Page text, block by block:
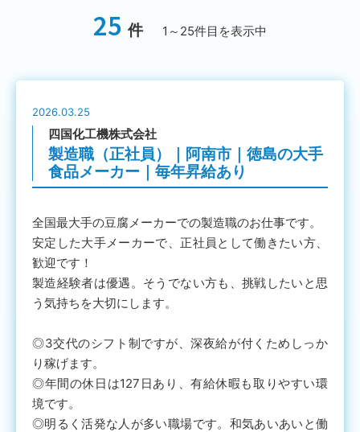
25 件 1～25件目を表示中
2026.03.25
四国化工機株式会社
製造職（正社員）｜阿南市｜徳島の大手
食品メーカー｜毎年昇給あり
全国最大手の豆腐メーカーでの製造職のお仕事です。
安定した大手メーカーで、正社員として働きたい方、
歓迎です！
製造経験者は優遇。そうでない方も、挑戦したいと思
う気持ちを大切にします。
◎3交代のシフト制ですが、深夜給が付くためしっか
り稼げます。
◎年間の休日は127日あり、有給休暇も取りやすい環
境です。
◎明るく活発な人が多い職場です。和気あいあいと働